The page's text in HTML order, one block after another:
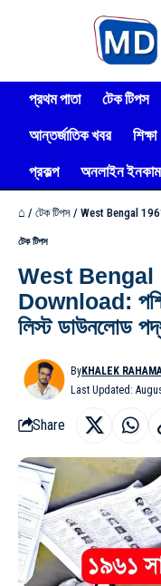
প্রথম পাতা টেক টিপস
আন্তর্জাতিক খবর
শিক্ষা
প্রকল্প
অনলাইন ইনকাম
⌂ / টেক টিপস / West Bengal 1961 Voter
টেক টিপস
West Bengal
Download:
লিস্ট ডাউনলোড
Last Updated:
ByKHALEK
Share